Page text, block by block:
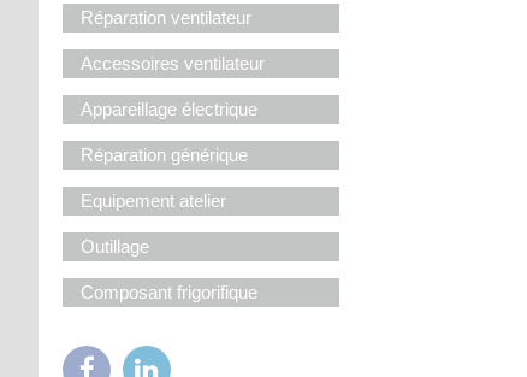
Réparation ventilateur
Accessoires ventilateur
Appareillage électrique
Réparation générique
Equipement atelier
Outillage
Composant frigorifique